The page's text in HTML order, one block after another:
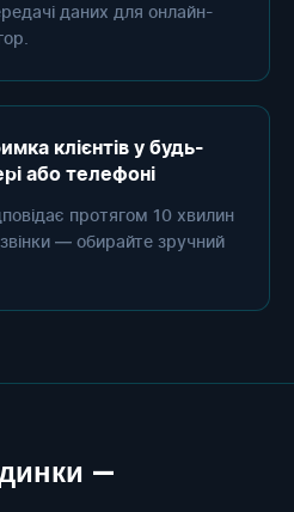
даних для онлайн-
клієнтів у будь-
або телефоні
протягом 10 хвилин
— обирайте зручний
—